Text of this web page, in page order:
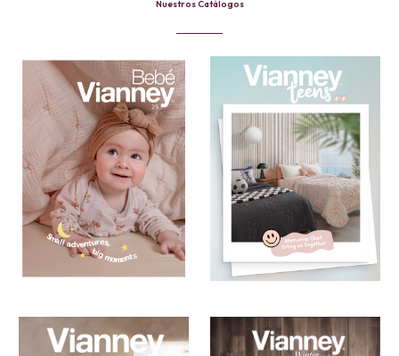
Nuestros Catálogos